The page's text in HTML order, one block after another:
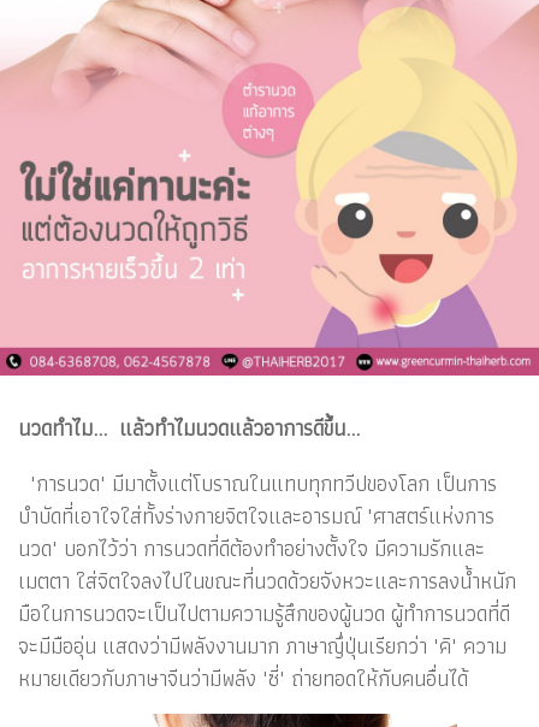
นวดทำไม... แล้วทำไมนวดแล้วอาการดีขึ้น...
"การนวด" มีมาตั้งแต่โบราณในแทบทุกทวีปของโลก เป็นการ
บำบัดที่เอาใจใส่ทั้งร่างกายจิตใจและอารมณ์ "ศาสตร์แห่งการ
นวด" บอกไว้ว่า การนวดที่ดีต้องทำอย่างตั้งใจ มีความรักและ
เมตตา ใส่จิตใจลงไปในขณะที่นวดด้วยจังหวะและการลงน้ำหนัก
มือในการนวดจะเป็นไปตามความรู้สึกของผู้นวด ผู้ทำการนวดที่ดี
จะมีมืออุ่น แสดงว่ามีพลังงานมาก ภาษาญึ่ปุ่นเรียกว่า "คิ" ความ
หมายเดียวกับภาษาจีนว่ามีพลัง "ซี่" ถ่ายทอดให้กับคนอื่นได้